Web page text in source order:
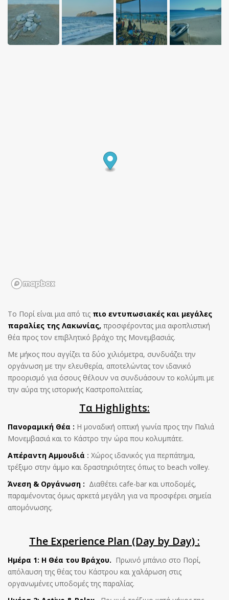
Το Πορί είναι μια από τις πιο εντυπωσιακές και μεγάλες
παραλίες της Λακωνίας, προσφέροντας μια αφοπλιστική
θέα προς τον επιβλητικό βράχο της Μονεμβασιάς.
Με μήκος που αγγίζει τα δύο χιλιόμετρα, συνδυάζει την
οργάνωση με την ελευθερία, αποτελώντας τον ιδανικό
προορισμό για όσους θέλουν να συνδυάσουν το κολύμπι με
την αύρα της ιστορικής Καστροπολιτείας.
Τα Highlights:
Πανοραμική Θέα : Η μοναδική οπτική γωνία προς την Παλιά
Μονεμβασιά και το Κάστρο την ώρα που κολυμπάτε.
Απέραντη Αμμουδιά : Χώρος ιδανικός για περπάτημα,
τρέξιμο στην άμμο και δραστηριότητες όπως το beach volley.
Άνεση & Οργάνωση : Διαθέτει cafe-bar και υποδομές,
παραμένοντας όμως αρκετά μεγάλη για να προσφέρει σημεία
απομόνωσης.
The Experience Plan (Day by Day) :
Ημέρα 1: Η Θέα του Βράχου. Πρωινό μπάνιο στο Πορί,
απόλαυση της θέας του Κάστρου και χαλάρωση στις
οργανωμένες υποδομές της παραλίας.